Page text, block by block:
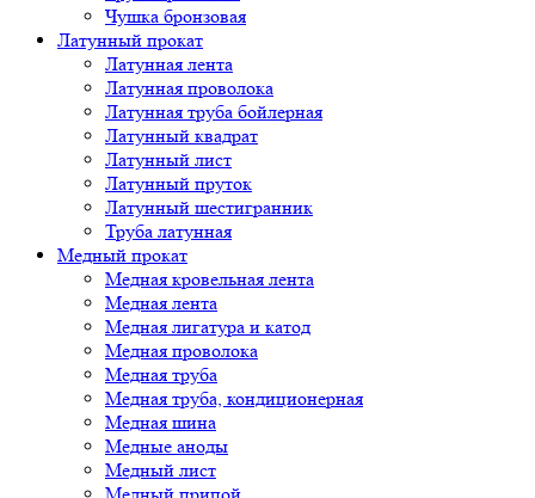
Чушка бронзовая
Латунный прокат
Латунная лента
Латунная проволока
Латунная труба бойлерная
Латунный квадрат
Латунный лист
Латунный пруток
Латунный шестигранник
Труба латунная
Медный прокат
Медная кровельная лента
Медная лента
Медная лигатура и катод
Медная проволока
Медная труба
Медная труба, кондиционерная
Медная шина
Медные аноды
Медный лист